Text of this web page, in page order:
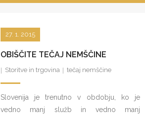
OBIŠČITE TEČAJ NEMŠČINE
27. 1. 2015
Storitve in trgovina tečaj nemščine
Slovenija je trenutno v obdobju, ko je
vedno manj služb in vedno manj